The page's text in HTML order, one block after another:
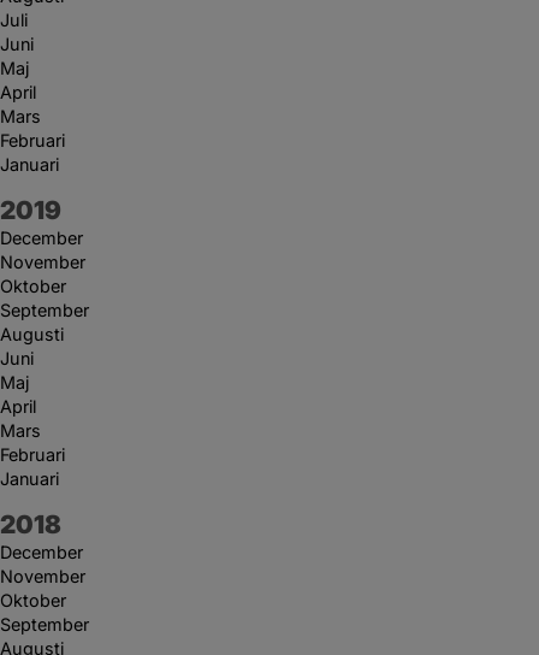
Juli
Juni
Maj
April
Mars
Februari
Januari
År:
2019
December
November
Oktober
September
Augusti
Juni
Maj
April
Mars
Februari
Januari
År:
2018
December
November
Oktober
September
Augusti